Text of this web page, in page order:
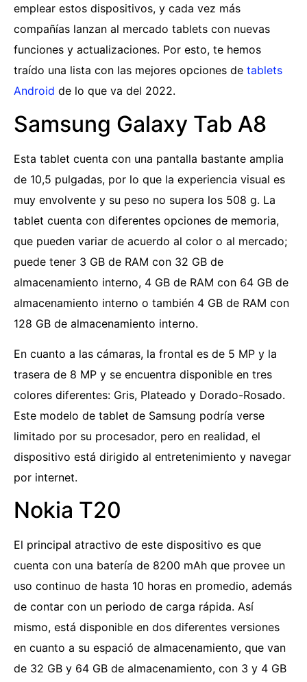
emplear estos dispositivos, y cada vez más
compañías lanzan al mercado tablets con nuevas
funciones y actualizaciones. Por esto, te hemos
traído una lista con las mejores opciones de tablets
Android de lo que va del 2022.
Samsung Galaxy Tab A8
Esta tablet cuenta con una pantalla bastante amplia
de 10,5 pulgadas, por lo que la experiencia visual es
muy envolvente y su peso no supera los 508 g. La
tablet cuenta con diferentes opciones de memoria,
que pueden variar de acuerdo al color o al mercado;
puede tener 3 GB de RAM con 32 GB de
almacenamiento interno, 4 GB de RAM con 64 GB de
almacenamiento interno o también 4 GB de RAM con
128 GB de almacenamiento interno.
En cuanto a las cámaras, la frontal es de 5 MP y la
trasera de 8 MP y se encuentra disponible en tres
colores diferentes: Gris, Plateado y Dorado-Rosado.
Este modelo de tablet de Samsung podría verse
limitado por su procesador, pero en realidad, el
dispositivo está dirigido al entretenimiento y navegar
por internet.
Nokia T20
El principal atractivo de este dispositivo es que
cuenta con una batería de 8200 mAh que provee un
uso continuo de hasta 10 horas en promedio, además
de contar con un periodo de carga rápida. Así
mismo, está disponible en dos diferentes versiones
en cuanto a su espació de almacenamiento, que van
de 32 GB y 64 GB de almacenamiento, con 3 y 4 GB